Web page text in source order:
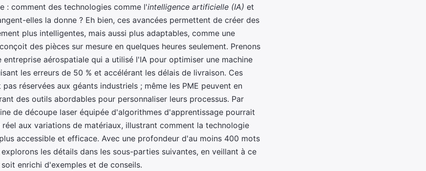
: comment des technologies comme l'intelligence artificielle (IA) et
elles la donne ? Eh bien, ces avancées permettent de créer des
plus intelligentes, mais aussi plus adaptables, comme une
des pièces sur mesure en quelques heures seulement. Prenons
entreprise aérospatiale qui a utilisé l'IA pour optimiser une machine
les erreurs de 50 % et accélérant les délais de livraison. Ces
réservées aux géants industriels ; même les PME peuvent en
des outils abordables pour personnaliser leurs processus. Par
de découpe laser équipée d'algorithmes d'apprentissage pourrait
aux variations de matériaux, illustrant comment la technologie
accessible et efficace. Avec une profondeur d'au moins 400 mots
les détails dans les sous-parties suivantes, en veillant à ce
enrichi d'exemples et de conseils.